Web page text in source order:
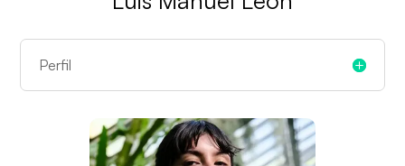
Perfil